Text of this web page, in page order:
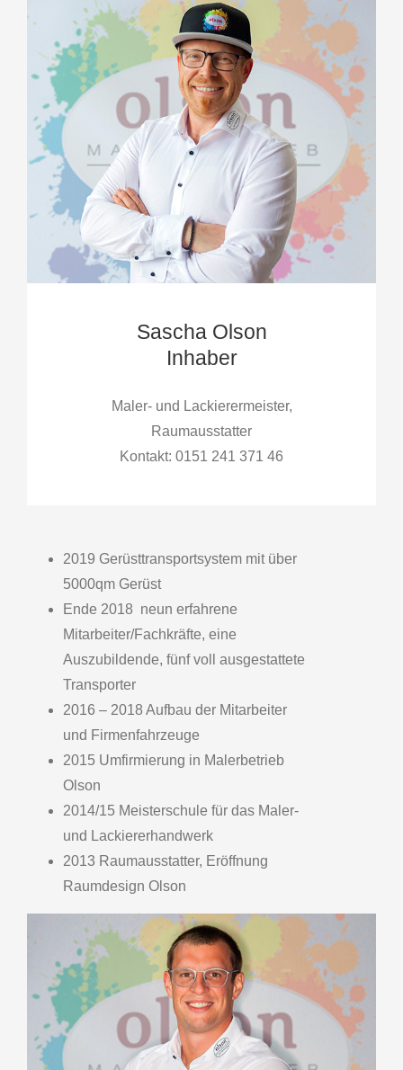
Sascha Olson
Inhaber
Maler- und Lackierermeister,
Raumausstatter
Kontakt: 0151 241 371 46
2019 Gerüsttransportsystem mit über
5000qm Gerüst
Ende 2018 neun erfahrene
Mitarbeiter/Fachkräfte, eine
Auszubildende, fünf voll ausgestattete
Transporter
2016 – 2018 Aufbau der Mitarbeiter
und Firmenfahrzeuge
2015 Umfirmierung in Malerbetrieb
Olson
2014/15 Meisterschule für das Maler-
und Lackiererhandwerk
2013 Raumausstatter, Eröffnung
Raumdesign Olson